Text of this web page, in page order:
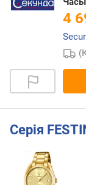
4
Серія